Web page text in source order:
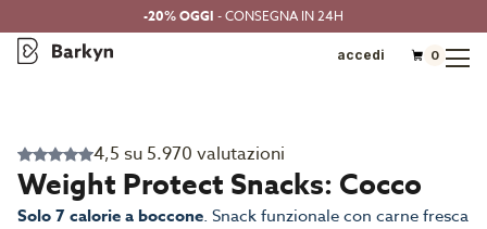
-20% OGGI - CONSEGNA IN 24H
accedi 0
4,5 su 5.970 valutazioni
Weight Protect Snacks: Cocco
Solo 7 calorie a boccone. Snack funzionale con carne fresca